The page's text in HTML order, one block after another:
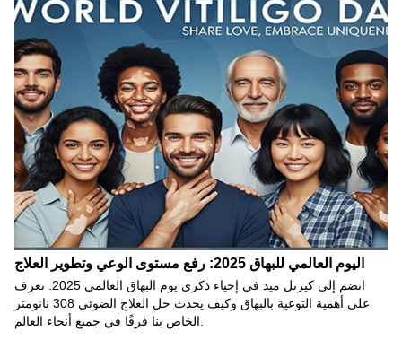
اليوم العالمي للبهاق 2025: رفع مستوى الوعي وتطوير العلاج
انضم إلى كيرنل ميد في إحياء ذكرى يوم البهاق العالمي 2025. تعرف
على أهمية التوعية بالبهاق وكيف يحدث حل العلاج الضوئي 308 نانومتر
الخاص بنا فرقًا في جميع أنحاء العالم.